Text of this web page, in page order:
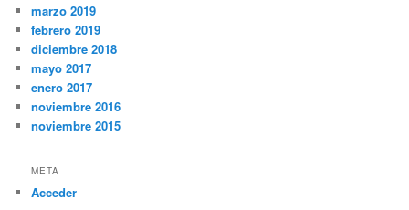
marzo 2019
febrero 2019
diciembre 2018
mayo 2017
enero 2017
noviembre 2016
noviembre 2015
META
Acceder